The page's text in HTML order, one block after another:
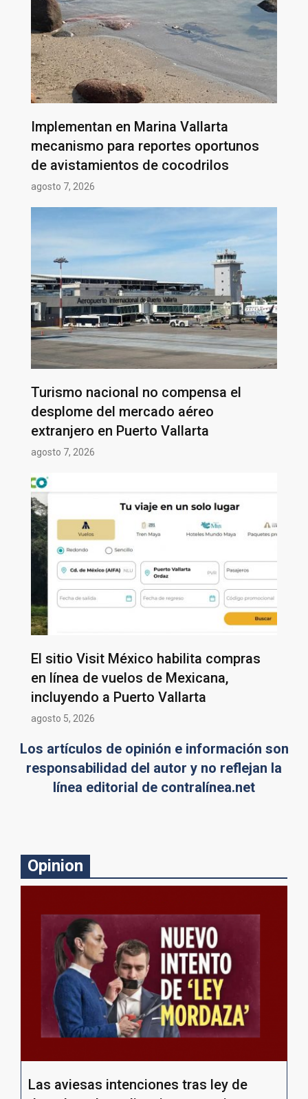
Implementan en Marina Vallarta
mecanismo para reportes oportunos
de avistamientos de cocodrilos
agosto 7, 2026
Turismo nacional no compensa el
desplome del mercado aéreo
extranjero en Puerto Vallarta
agosto 7, 2026
El sitio Visit México habilita compras
en línea de vuelos de Mexicana,
incluyendo a Puerto Vallarta
agosto 5, 2026
Los artículos de opinión e información son
responsabilidad del autor y no reflejan la
línea editorial de contralínea.net
Opinion
Las aviesas intenciones tras ley de